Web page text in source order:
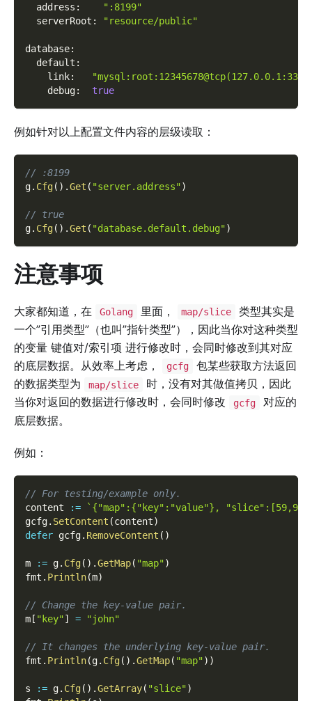
address :
":8199"
serverRoot : "resource/public"
database:
default :
link:
debug: true
例如针对以上配置文件内容的层级读取：
// :8199
g. Cfg( ) .Get ( "server.address")
// true
g. Cfg( ) .Get ( "database.default.debug")
注意事项
大家都知道，在 Golang 里面， map/slice
类型其实是
一个”引用类型”（也叫”指针类型”），因此当你对这种类型
的变量 键值对/索引项 进行修改时，会同时修改到其对应
的底层数据。从效率上考虑，
gcfg
包某些获取方法返回
的数据类型为
map/slice
时，没有对其做值拷贝，因此
当你对返回的数据进行修改时，会同时修改
gcfg
对应的
底层数据。
例如：
// For testing/example only.
content
:=
`{"map":{"key":"value"},
gcfg. SetContent (content)
defer gcfg. RemoveContent ( )
m := g. Cfg( ) .GetMap( "map")
fmt . Println(m)
// Change the key-value pair.
m[ "key"] = "john"
// It changes the underlying key-value pair.
fmt . Println(g. Cfg( ) .GetMap( "map") )
s := g. Cfg( ) .GetArray( "slice")